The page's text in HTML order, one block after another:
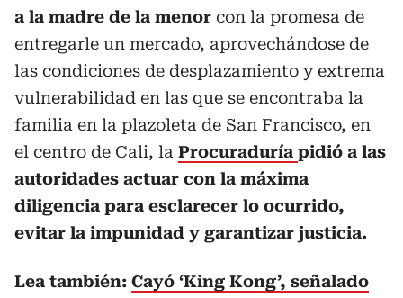
a la madre de la menor con la promesa de
entregarle un mercado, aprovechándose de
las condiciones de desplazamiento y extrema
vulnerabilidad en las que se encontraba la
familia en la plazoleta de San Francisco, en
el centro de Cali, la Procuraduría pidió a las
autoridades actuar con la máxima
diligencia para esclarecer lo ocurrido,
evitar la impunidad y garantizar justicia.
Lea también: Cayó ‘King Kong’, señalado